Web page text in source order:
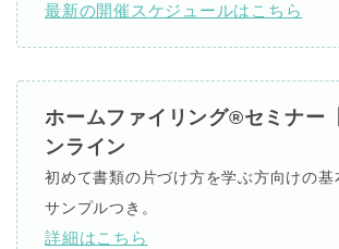
最新の開催スケジュールはこちら
ホームファイリング®セミナー
ンライン
初めて書類の片づけ方を学ぶ方向けの基
サンプルつき。
詳細はこちら